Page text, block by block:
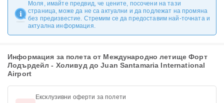
Моля, имайте предвид, че цените, посочени на тази
страница, може да не са актуални и да подлежат на промяна
без предизвестие. Стремим се да предоставим най-точната и
актуална информация.
Информация за полета от Международно летище Форт
Лодърдейл - Холивуд до Juan Santamaria International
Airport
Ексклузивни оферти за полети